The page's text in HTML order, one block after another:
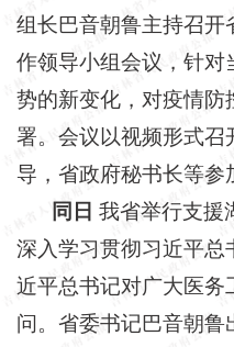
组长巴音朝鲁主持召开
作领导小组会议，针对
势的新变化，对疫情防
署。会议以视频形式召
导，省政府秘书长等参
同日 我省举行支援
深入学习贯彻习近平总
近平总书记对广大医务
问。省委书记巴音朝